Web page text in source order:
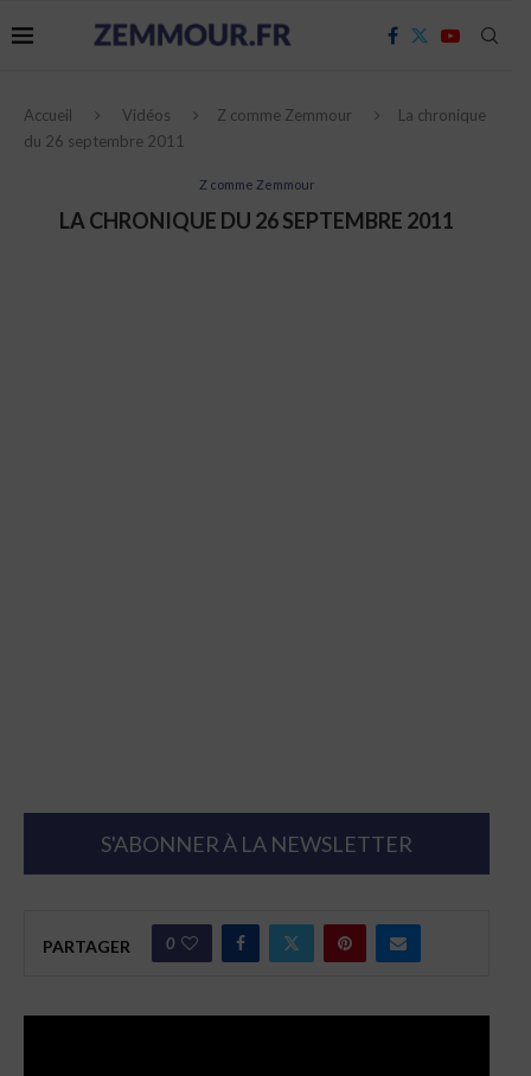
Accueil Vidéos Z comme Zemmour
La chronique
du 26 septembre 2011
Z comme Zemmour
LA CHRONIQUE DU 26 SEPTEMBRE 2011
S'ABONNER À LA NEWSLETTER
PARTAGER 0